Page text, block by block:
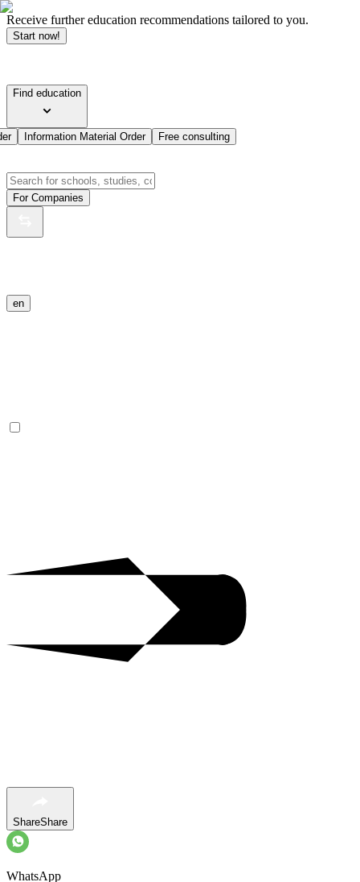
Receive further education recommendations tailored to you.
Start now!
Find education
Information Material Order Free consulting
For Companies
en
ShareShare
WhatsApp